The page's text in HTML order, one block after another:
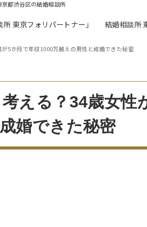
都渋谷区の結婚相談所
東京フォリパートナー」 結婚相談所
5か月で年収1000万越えの男性と成婚できた秘密
える？34歳女性
婚できた秘密